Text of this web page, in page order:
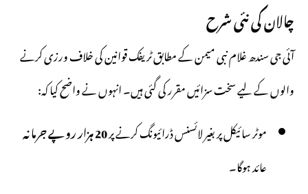
چالان کی نئی شرح
آئی جی سندھ غلام نبی میمن کے مطابق ٹریفک قوانین کی خلاف ورزی کرنے
والوں کے لیے سخت سزائیں مقرر کی گئی ہیں۔ انہوں نے واضح کیا کہ:
موٹر سائیکل پر بغیر لائسنس ڈرائیونگ کرنے پر20 ہزار روپے جرمانہ
عائد ہوگا۔